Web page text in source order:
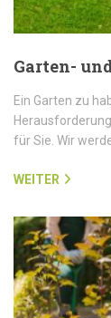
Garten-
Ein Garten zu
für Sie. Wir
WEITER